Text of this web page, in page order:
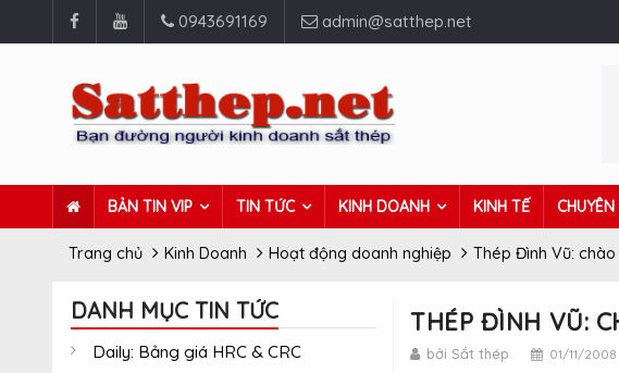
0943691169 admin@satthep.net
BẢN TIN VIP TIN TỨC KINH DOANH KINH TẾ
Trang chủ Kinh Doanh Hoạt động doanh nghiệp Thép Đình Vũ: chào
DANH MỤC TIN TỨC
Daily: Bảng giá HRC & CRC
THÉP ĐÌNH VŨ:
bởi Sắt thép 01/11/2008